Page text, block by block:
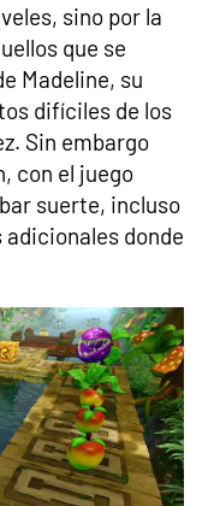
sino por la
que se
Madeline, su
difíciles de los
Sin embargo
con el juego
suerte, incluso
donde